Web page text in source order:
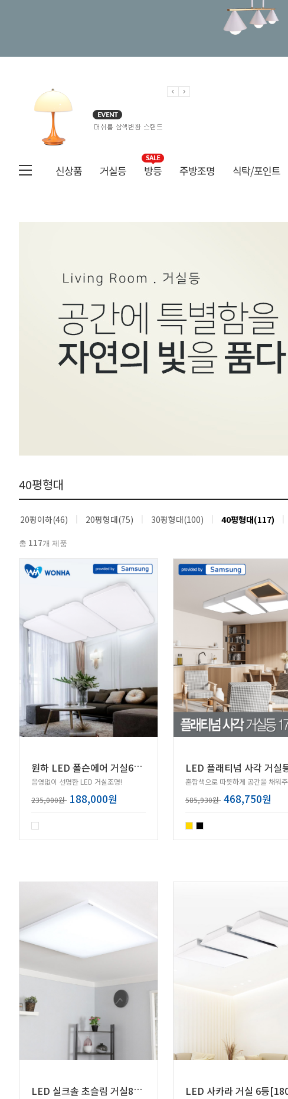
신상품 거실등 방등 주방조명 식탁/포인트
40평형대
20평이하(46) 20평형대(75) 30평형대(100) 40평형대(117)
총 117개 제품
원
하 LED 폴슨에어 거실6등 180W 삼성칩
음영없이 선명한 LED 거실조명!
235,000원 188,000원
585,930원 468,750원
L
ED 실크솔 초슬림 거실8등 200W